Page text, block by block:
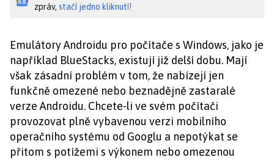
zpráv, stačí jedno kliknutí!
Emulátory Androidu pro počítače s Windows, jako je
například BlueStacks, existují již delší dobu. Mají
však zásadní problém v tom, že nabízejí jen
funkčně omezené nebo beznadějně zastaralé
verze Androidu. Chcete-li ve svém počítači
provozovat plně vybavenou verzi mobilního
operačního systému od Googlu a nepotýkat se
přitom s potížemi s výkonem nebo omezenou